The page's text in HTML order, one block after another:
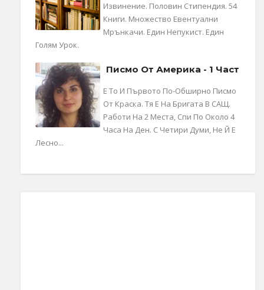
Извинение. Половин Стипендия. 54
Книги. Множество Евентуални
Мрънкачи. Един Непукист. Един
Голям Урок.
Писмо От Америка - 1 Част
Е То И Първото По-Обширно Писмо
От Краска. Тя Е На Бригата В САЩ.
Работи На 2 Места, Спи По Около 4
Часа На Ден. С Четири Думи, Не Й Е
Лесно...